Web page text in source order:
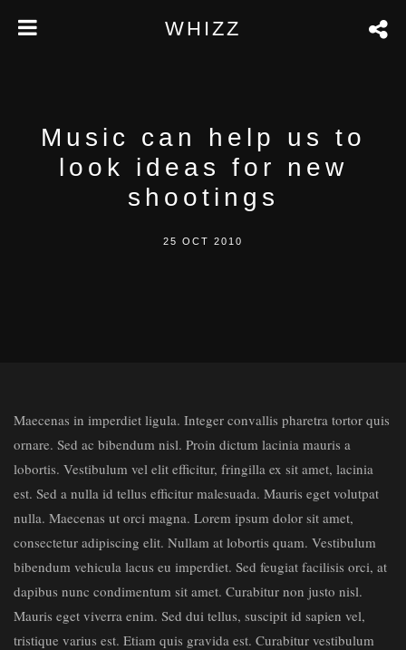
WHIZZ
Music can help us to
look ideas for new
shootings
25 OCT 2010
Maecenas in imperdiet ligula. Integer convallis pharetra tortor quis
ornare. Sed ac bibendum nisl. Proin dictum lacinia mauris a
lobortis. Vestibulum vel elit efficitur, fringilla ex sit amet, lacinia
est. Sed a nulla id tellus efficitur malesuada. Mauris eget volutpat
nulla. Maecenas ut orci magna. Lorem ipsum dolor sit amet,
consectetur adipiscing elit. Nullam at lobortis quam. Vestibulum
bibendum vehicula lacus eu imperdiet. Sed feugiat facilisis orci, at
dapibus nunc condimentum sit amet. Curabitur non justo nisl.
Mauris eget viverra enim. Sed dui tellus, suscipit id sapien vel,
tristique varius est. Etiam quis gravida est. Curabitur vestibulum